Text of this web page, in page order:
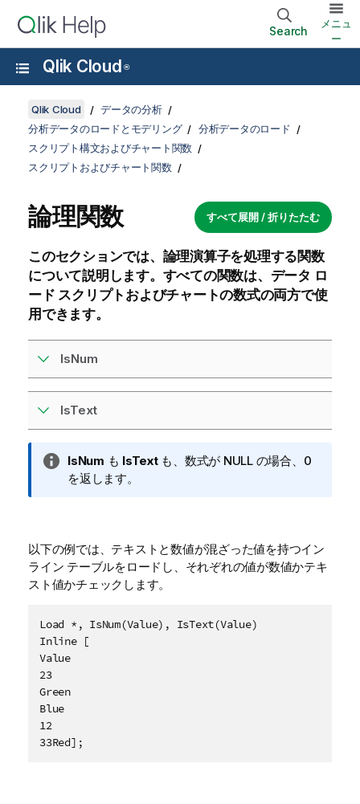
Search
メニュ
ー
Qlik Cloud ®
Qlik Cloud
データの分析
分析データのロードとモデリング
分析データのロード
スクリプト構文およびチャート関数
スクリプトおよびチャート関数
すべて展開 / 折りたたむ
論理関数
このセクションでは、論理演算子を処理する関数
について説明します。すべての関数は、 データ ロ
ード スクリプト およびチャートの数式の両方で使
用できます。
IsNum
IsText
情
報
IsNum も IsTextも、数式が NULLの場合、0
を返します。
以下の例では、テキストと数値が混ざった値を持つイン
ライン テーブルをロードし、それぞれの値が数値かテキ
スト値かチェックします。
Load *, IsNum(Value), IsText(Value)
Inline [
Value
23
Green
Blue
12
33Red];